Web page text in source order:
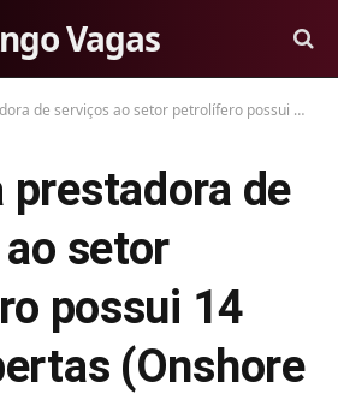
Vagas
ao setor petrolífero possui 14 vagas abertas (Onshore e Offshore)
prestadora de
setor
possui 14
(Onshore